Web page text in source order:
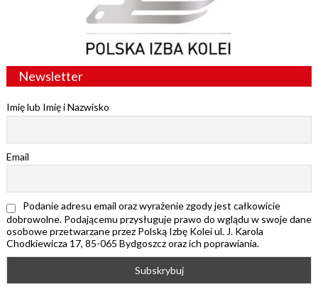
Newsletter
Imię lub Imię i Nazwisko
Email
Podanie adresu email oraz wyrażenie zgody jest całkowicie
dobrowolne. Podającemu przysługuje prawo do wglądu w swoje dane
osobowe przetwarzane przez Polską Izbę Kolei ul. J. Karola
Chodkiewicza 17, 85-065 Bydgoszcz oraz ich poprawiania.